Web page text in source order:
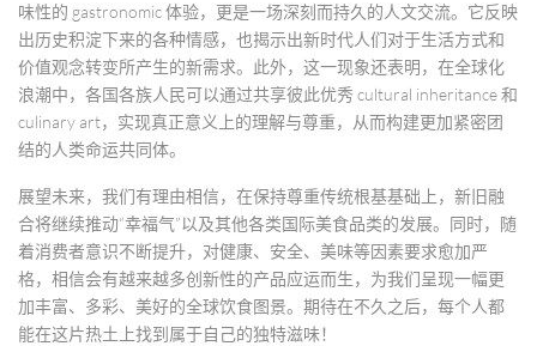
味性的 gastronomic 体验，更是一场深刻而持久的人文交流。它反映
出历史积淀下来的各种情感，也揭示出新时代人们对于生活方式和
价值观念转变所产生的新需求。此外，这一现象还表明，在全球化
浪潮中，各国各族人民可以通过共享彼此优秀 cultural inheritance 和
culinary art，实现真正意义上的理解与尊重，从而构建更加紧密团
结的人类命运共同体。
展望未来，我们有理由相信，在保持尊重传统根基基础上，新旧融
合将继续推动“幸福气”以及其他各类国际美食品类的发展。同时，随
着消费者意识不断提升，对健康、安全、美味等因素要求愈加严
格，相信会有越来越多创新性的产品应运而生，为我们呈现一幅更
加丰富、多彩、美好的全球饮食图景。期待在不久之后，每个人都
能在这片热土上找到属于自己的独特滋味！